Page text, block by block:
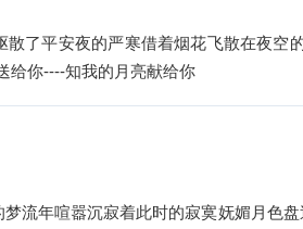
散了平安夜的严寒借着烟花飞散在夜空
给你----知我的月亮献给你
流年喧嚣沉寂着此时的寂寞妩媚月色